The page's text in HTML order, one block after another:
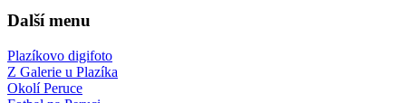
Další menu
Plazíkovo digifoto
Z Galerie u Plazíka
Okolí Peruce